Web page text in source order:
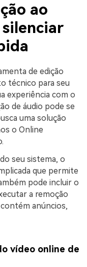
ao
de edição
técnico para seu
experiência com o
de áudio pode se
uma solução
o Online
seu sistema, o
que permite
pode incluir o
a remoção
contém anúncios,
vídeo online de